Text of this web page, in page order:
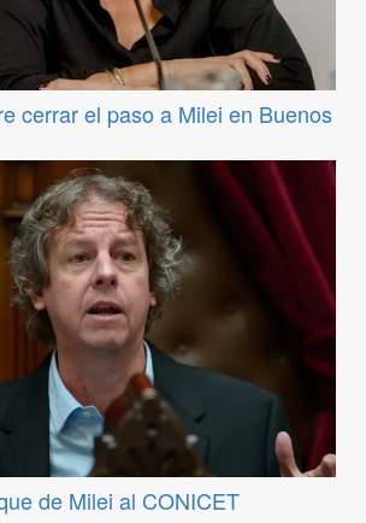
cerrar el paso a Milei en Buenos
de Milei al CONICET